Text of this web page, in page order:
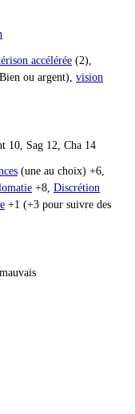
accélérée (2),
ou argent), vision
10, Sag 12, Cha 14
(une au choix) +6,
+8, Discrétion
+1 (+3 pour suivre des